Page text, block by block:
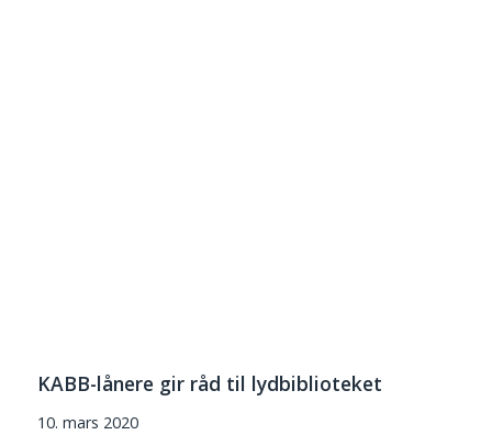
KABB-lånere gir råd til lydbiblioteket
10. mars 2020